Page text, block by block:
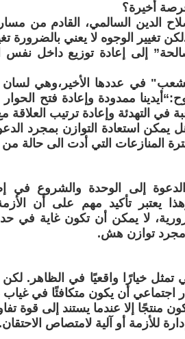
أخيرة؟
الدين السالمي، القادم من
تغيير الوجوه لا يعني بالضرورة
إلى إعادة توزيع داخل نفس
في عددها الأخير،وهي لسان
ممدودة وإعادة فتح
في التهدئة وإعادة ترتيب العلاقة
استعادة التوازن بمجرد
المنازعات التي أدت الى حالة
إلى الوحدة والشروع في
وهذا يعتبر تأكيد مهم على أن
لا يمكن أن تكون غاية في حد
مجرد توازن هش.
تمثل خيارًا واقعيًا في الظاهر.
أن يكون متكافئًا في
منتجًا إلا عندما يستند إلى قوة
للأزمة أو آلية لامتصاص الاحتقان.